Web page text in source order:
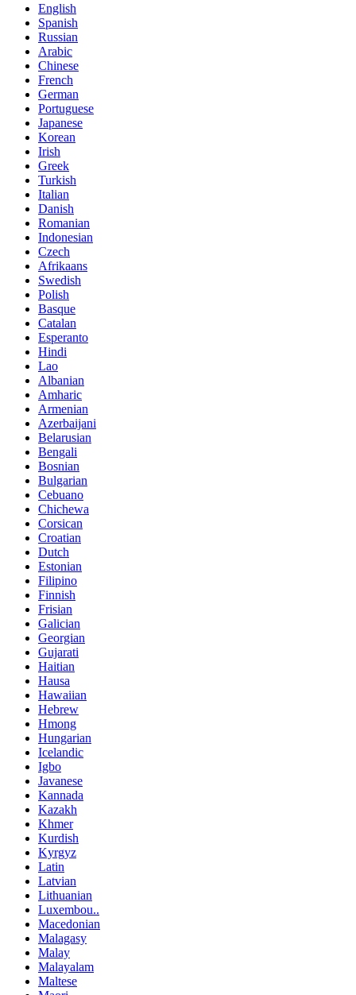
English
Spanish
Russian
Arabic
Chinese
French
German
Portuguese
Japanese
Korean
Irish
Greek
Turkish
Italian
Danish
Romanian
Indonesian
Czech
Afrikaans
Swedish
Polish
Basque
Catalan
Esperanto
Hindi
Lao
Albanian
Amharic
Armenian
Azerbaijani
Belarusian
Bengali
Bosnian
Bulgarian
Cebuano
Chichewa
Corsican
Croatian
Dutch
Estonian
Filipino
Finnish
Frisian
Galician
Georgian
Gujarati
Haitian
Hausa
Hawaiian
Hebrew
Hmong
Hungarian
Icelandic
Igbo
Javanese
Kannada
Kazakh
Khmer
Kurdish
Kyrgyz
Latin
Latvian
Lithuanian
Luxembou..
Macedonian
Malagasy
Malay
Malayalam
Maltese